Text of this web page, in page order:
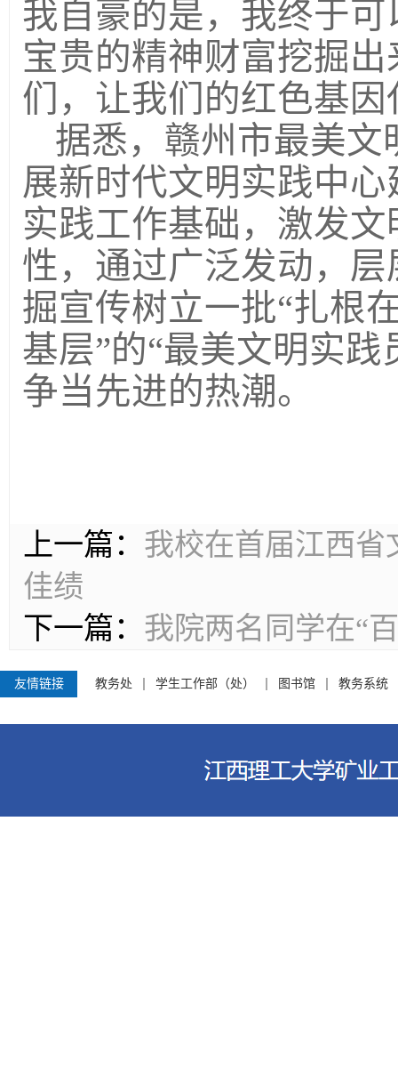
我自豪的是，我终于
宝贵的精神财富挖掘
们，让我们的红色基
据悉，赣州市最美
展新时代文明实践中
实践工作基础，激发
性，通过广泛发动，
掘宣传树立一批“扎根
基层”的“最美文明实
争当先进的热潮。
上一篇： 我校在首届江西省
佳绩
下一篇： 我院两名同学在“
友情链接 教务处 学生工作部（处） 图书馆 教务系统